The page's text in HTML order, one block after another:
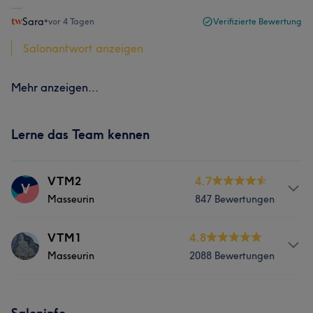
Sara•vor 4 Tagen Verifizierte Bewertung
Salonantwort anzeigen
Mehr anzeigen...
Lerne das Team kennen
V VTM2
Masseurin
4.7
847 Bewertungen
ServicesVTM1
Masseurin
4.8
2088 Bewertungen